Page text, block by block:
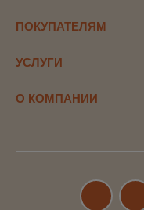
ПОКУПАТЕЛЯМ
УСЛУГИ
О КОМПАНИИ